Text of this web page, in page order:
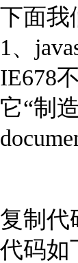
下面我
1、
IE678
它“制
复制代
代码如